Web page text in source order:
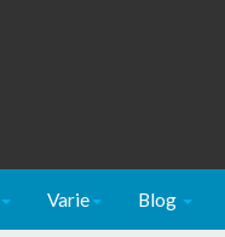
Varie Blog